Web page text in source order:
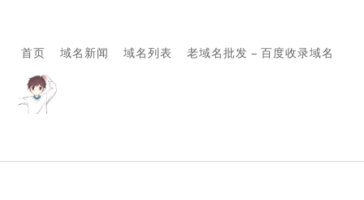
首页 域名新闻 域名列表 老域名批发 – 百度收录域名